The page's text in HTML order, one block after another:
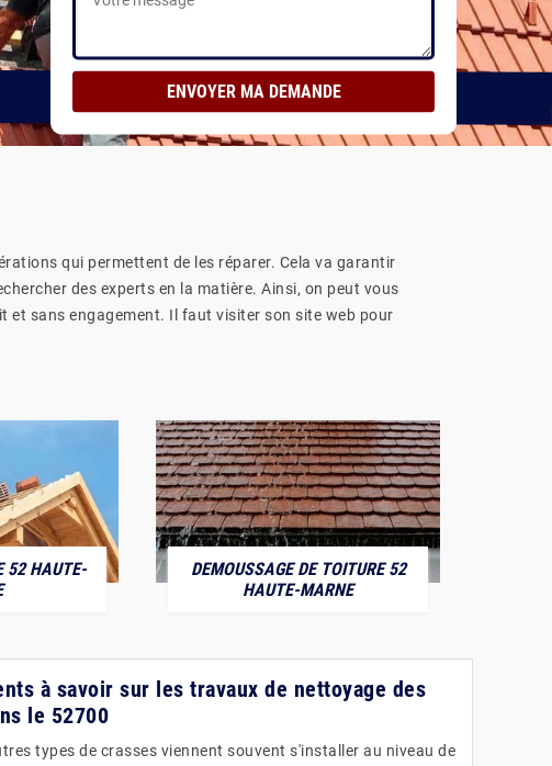
qui permettent de les réparer. Cela va garantir
des experts en la matière. Ainsi, on peut vous
et sans engagement. Il faut visiter son site web pour
52 HAUTE-
DEMOUSSAGE DE TOITURE 52
HAUTE-MARNE
à savoir sur les travaux de nettoyage des
le 52700
types de crasses viennent souvent s'installer au niveau de